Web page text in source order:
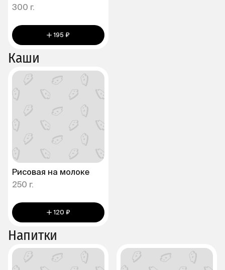
300 г.
195 ₽
Каши
Рисовая на молоке
250 г.
120 ₽
Напитки